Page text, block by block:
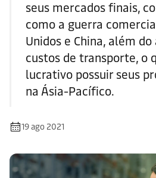
seus mercados finais,
como a guerra
Unidos e China, além
custos de transporte, o
lucrativo possuir seus
na Ásia-Pacífico.
19 ago 2021